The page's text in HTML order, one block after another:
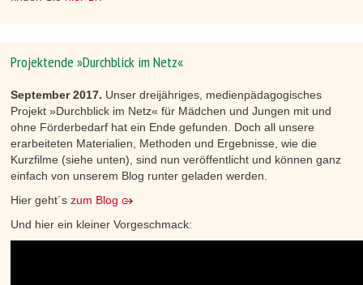
Projektende »Durchblick im Netz«
September 2017. Unser dreijähriges, medienpädagogisches
Projekt »Durchblick im Netz« für Mädchen und Jungen mit und
ohne Förderbedarf hat ein Ende gefunden. Doch all unsere
erarbeiteten Materialien, Methoden und Ergebnisse, wie die
Kurzfilme (siehe unten), sind nun veröffentlicht und können ganz
einfach von unserem Blog runter geladen werden.
Hier geht´s zum Blog
Und hier ein kleiner Vorgeschmack: